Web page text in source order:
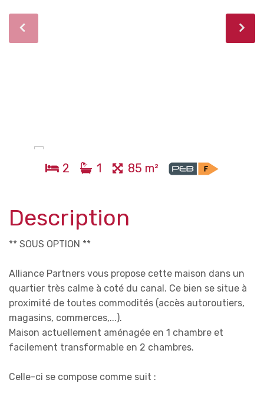
2 1 85 m²
Description
** SOUS OPTION **
Alliance Partners vous propose cette maison dans un
quartier très calme à coté du canal. Ce bien se situe à
proximité de toutes commodités (accès autoroutiers,
magasins, commerces,...).
Maison actuellement aménagée en 1 chambre et
facilement transformable en 2 chambres.
Celle-ci se compose comme suit :